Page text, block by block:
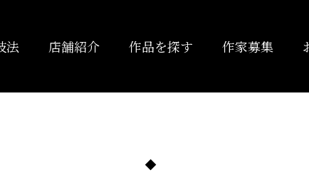
法 店舗紹介 作品を探す 作家募集